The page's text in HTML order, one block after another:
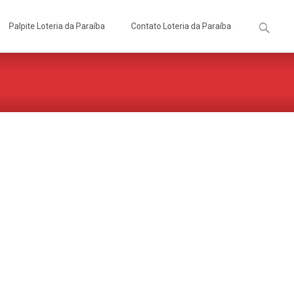
Palpite Loteria da Paraíba Contato Loteria da Paraíba
por: